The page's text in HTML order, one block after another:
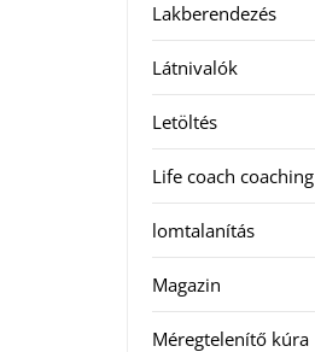
Lakberendezés
Látnivalók
Letöltés
Life coach coaching
lomtalanítás
Magazin
Méregtelenítő kúra